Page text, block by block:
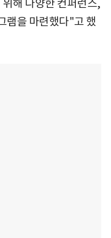
해 다양한 컨퍼런스,
램을 마련했다"고 했